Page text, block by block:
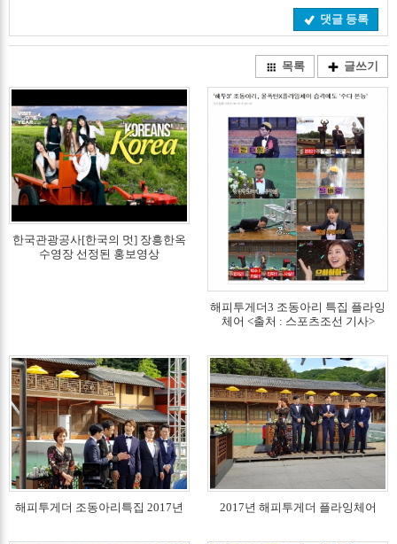
댓글 등록
목록 글쓰기
한국관광공사[한국의 멋] 장흥한옥
수영장 선정된 홍보영상
해피투게더3 조동아리 특집 플라잉
체어 <출처 : 스포츠조선 기사>
해피투게더 조동아리특집 2017년 2017년 해피투게더 플라잉체어